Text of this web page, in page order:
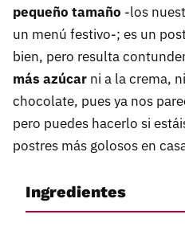
pequeño tamaño -los
un menú festivo-; es un
bien, pero resulta
más azúcar ni a la crema,
chocolate, pues ya nos
pero puedes hacerlo si
postres más golosos en
Ingredientes